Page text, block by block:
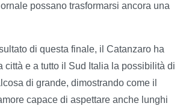
possano trasformarsi ancora una
di questa finale, il Catanzaro ha
città e a tutto il Sud Italia la possibilità di
di grande, dimostrando come il
capace di aspettare anche lunghi